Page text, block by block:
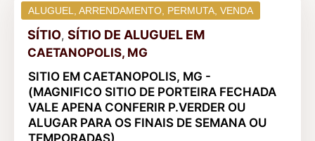
SÍTIO, SÍTIO DE ALUGUEL EM
CAETANOPOLIS, MG
SITIO EM CAETANOPOLIS, MG -
(MAGNIFICO SITIO DE PORTEIRA FECHADA
VALE APENA CONFERIR P.VERDER OU
ALUGAR PARA OS FINAIS DE SEMANA OU
TEMPORADAS)
ALUGUEL ARRENDAMENTO PERMUTA VENDA